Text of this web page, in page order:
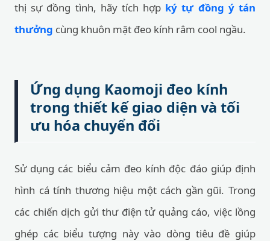
thị sự đồng tình, hãy tích hợp ký tự đồng ý tán
thưởng cùng khuôn mặt đeo kính râm cool ngầu.
Ứng dụng Kaomoji đeo kính
trong thiết kế giao diện và tối
ưu hóa chuyển đổi
Sử dụng các biểu cảm đeo kính độc đáo giúp định
hình cá tính thương hiệu một cách gần gũi. Trong
các chiến dịch gửi thư điện tử quảng cáo, việc lồng
ghép các biểu tượng này vào dòng tiêu đề giúp